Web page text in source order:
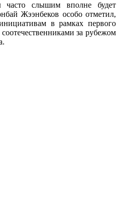
часто слышим вполне будет
Жээнбеков особо отметил,
в рамках первого
за рубежом